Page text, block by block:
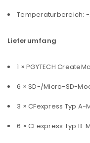
Temperaturbereich: -
Lieferumfang
1 × PGYTECH
6 × SD-/Micro-SD-
3 × CFexpress Typ A-
6 × CFexpress Typ B-